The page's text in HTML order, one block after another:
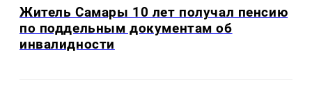
Житель Самары 10 лет получал пенсию
по поддельным документам об
инвалидности